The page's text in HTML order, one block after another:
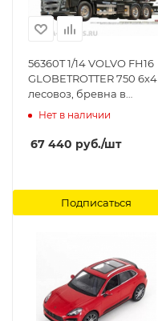
56360T 1/14 VOLVO FH16
GLOBETROTTER 750 6х4
лесовоз, бревна в
комплекте. Tamiya
Нет в наличии
67 440 руб./шт
Подписаться